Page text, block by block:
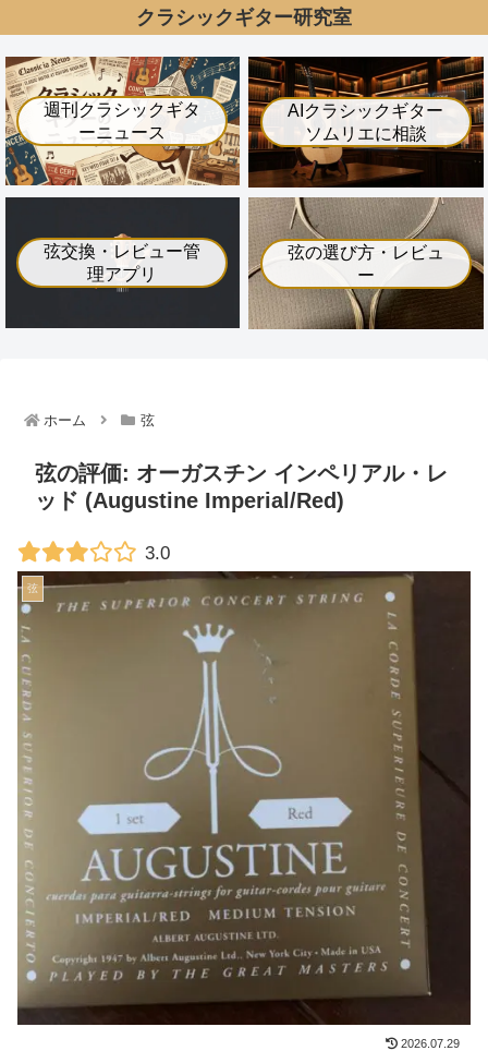
クラシックギター研究室
週刊クラシックギタ
ーニュース
AIクラシックギター
ソムリエに相談
弦交換・レビュー管
理アプリ
弦の選び方・レビュ
ー
ホーム 弦
弦の評価: オーガスチン インペリアル・レ
ッド (Augustine Imperial/Red)
3.0
弦
2026.07.29